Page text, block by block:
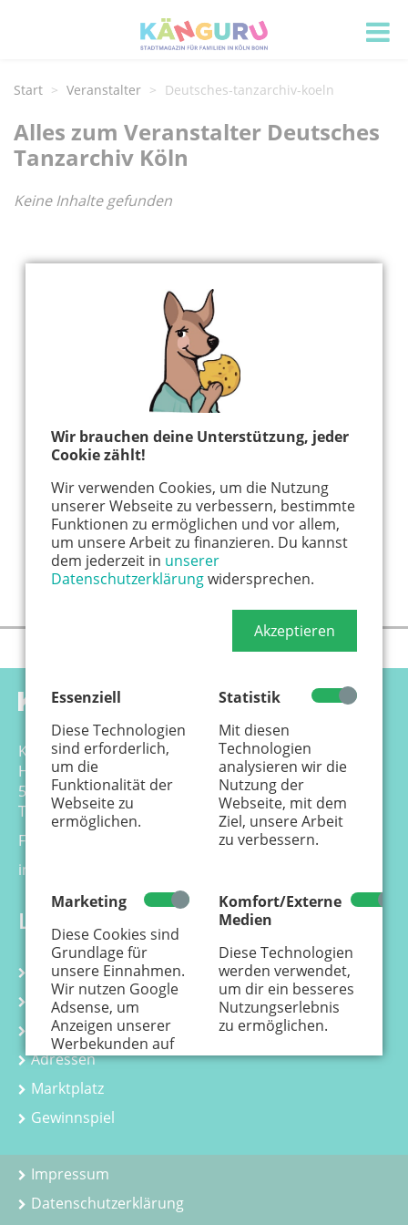
Wir brauchen deine Unterstützung, jeder
Cookie zählt!
Wir verwenden Cookies, um die Nutzung
unserer Webseite zu verbessern, bestimmte
Funktionen zu ermöglichen und vor allem,
um unsere Arbeit zu finanzieren. Du kannst
dem jederzeit in unserer
Datenschutzerklärungwidersprechen.
Akzeptieren
Essenziell
Diese Technologien
sind erforderlich,
um die
Funktionalität der
Webseite zu
ermöglichen.
Statistik
Mit diesen
Technologien
analysieren wir die
Nutzung der
Webseite, mit dem
Ziel, unsere Arbeit
zu verbessern.
Marketing
Diese Cookies sind
Grundlage für
unsere Einnahmen.
Wir nutzen Google
Adsense, um
Anzeigen unserer
Werbekunden auf
der Webseite
einzustellen.
erfährst Du, wie
personenbezogene
von Anzeigen
Komfort/Externe
Medien
Diese Technologien
werden verwendet,
um dir ein besseres
Nutzungserlebnis
zu ermöglichen.
Start Veranstalter Deutsches-tanzarchiv-koeln
Alles zum Veranstalter Deutsches
Tanzarchiv Köln
Keine Inhalte gefunden
Känguru Colonia Verlag GmbH
Hansemannstr. 17-21
50823 Köln
Tel. 0221 - 99 88 21 - 0
Fax 0221 - 99 88 21 - 99
info@kaenguru-online.de
Links
Kalender
Kurse
Kindergeburtstag
Adressen
Marktplatz
Gewinnspiel
Impressum
Datenschutzerklärung